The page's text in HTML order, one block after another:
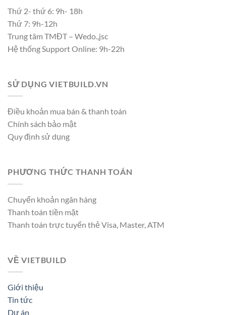
Thứ 2- thứ 6: 9h- 18h
Thứ 7: 9h-12h
Trung tâm TMĐT – Wedo.,jsc
Hệ thống Support Online: 9h-22h
SỬ DỤNG VIETBUILD.VN
Điều khoản mua bán & thanh toán
Chính sách bảo mật
Quy định sử dụng
PHƯƠNG THỨC THANH TOÁN
Chuyển khoản ngân hàng
Thanh toán tiền mặt
Thanh toán trực tuyến thẻ Visa, Master, ATM
VỀ VIETBUILD
Giới thiệu
Tin tức
Dự án